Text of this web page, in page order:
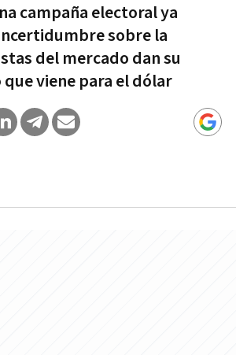
campaña electoral ya
sobre la
del mercado dan su
viene para el dólar